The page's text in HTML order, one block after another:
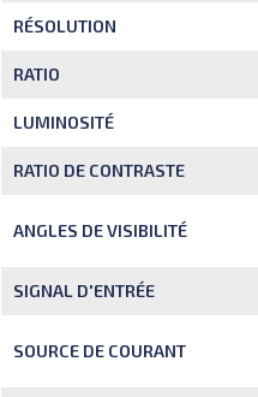
RÉSOLUTION
RATIO
LUMINOSITÉ
RATIO DE CONTRASTE
ANGLES DE VISIBILITÉ
SIGNAL D'ENTRÉE
SOURCE DE COURANT